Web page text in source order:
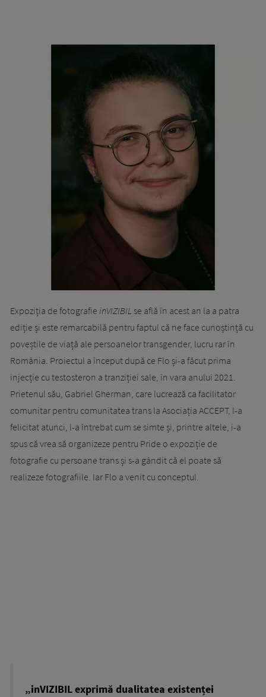
Expoziția de fotografie inVIZIBIL se află în acest an la a patra
ediție și este remarcabilă pentru faptul că ne face cunoștință cu
poveștile de viață ale persoanelor transgender, lucru rar în
România. Proiectul a început după ce Flo și-a făcut prima
injecție cu testosteron a tranziției sale, în vara anului 2021.
Prietenul său, Gabriel Gherman, care lucrează ca facilitator
comunitar pentru comunitatea trans la Asociația ACCEPT, l-a
felicitat atunci, l-a întrebat cum se simte și, printre altele, i-a
spus că vrea să organizeze pentru Pride o expoziție de
fotografie cu persoane trans și s-a gândit că el poate să
realizeze fotografiile. Iar Flo a venit cu conceptul.
„inVIZIBIL exprimă dualitatea existenței